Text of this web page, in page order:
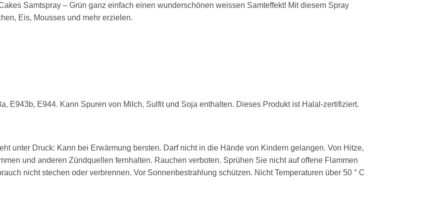
Samtspray – Grün ganz einfach einen wunderschönen weissen Samteffekt! Mit diesem Spray
Eis, Mousses und mehr erzielen.
E943b, E944. Kann Spuren von Milch, Sulfit und Soja enthalten. Dieses Produkt ist Halal-zertifiziert.
unter Druck: Kann bei Erwärmung bersten. Darf nicht in die Hände von Kindern gelangen. Von Hitze,
und anderen Zündquellen fernhalten. Rauchen verboten. Sprühen Sie nicht auf offene Flammen
nicht stechen oder verbrennen. Vor Sonnenbestrahlung schützen. Nicht Temperaturen über 50 ° C